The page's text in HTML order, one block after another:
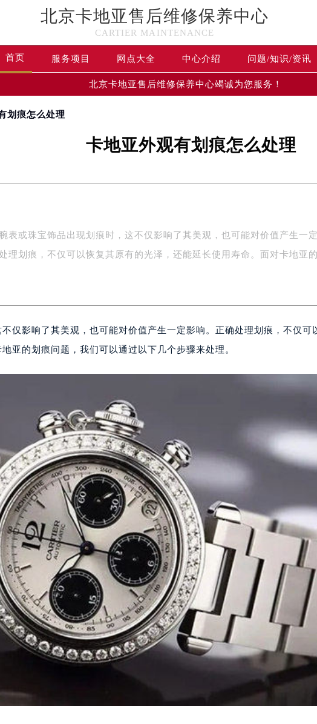
北京卡地亚售后维修保养中心
CARTIER MAINTENANCE
首页 服务项目 网点大全 中心介绍 问题/知识/资讯
北京卡地亚售后维修保养中心竭诚为您服务！
划痕怎么处理
卡地亚外观有划痕怎么处理
表或珠宝饰品出现划痕时，这不仅影响了其美观，也可能对价值产生一
理划痕，不仅可以恢复其原有的光泽，还能延长使用寿命。面对卡地亚
仅影响了其美观，也可能对价值产生一定影响。正确处理划痕，不仅可
亚的划痕问题，我们可以通过以下几个步骤来处理。